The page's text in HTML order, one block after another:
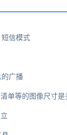
短信模式
的广播
单等的图像尺寸是